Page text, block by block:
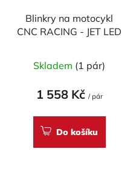
Blinkry na motocykl
CNC RACING - JET LED
Skladem (1 pár)
1 558 Kč / pár
Do košíku